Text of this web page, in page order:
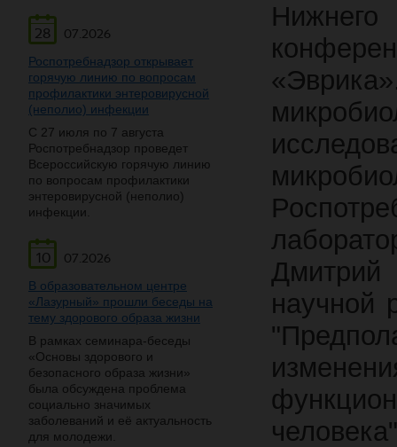
28
07.2026
Роспотребнадзор открывает
горячую линию по вопросам
профилактики энтеровирусной
(неполио) инфекции
С 27 июля по 7 августа
Роспотребнадзор проведет
Всероссийскую горячую линию
по вопросам профилактики
энтеровирусной (неполио)
инфекции.
10
07.2026
В образовательном центре
«Лазурный» прошли беседы на
тему здорового образа жизни
В рамках семинара-беседы
«Основы здорового и
безопасного образа жизни»
была обсуждена проблема
социально значимых
заболеваний и её актуальность
для молодежи.
научной